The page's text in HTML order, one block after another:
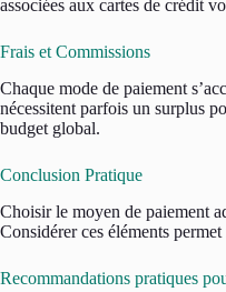
associées aux cartes de crédit
Frais et Commissions
Chaque mode de paiement
nécessitent parfois un surplus
budget global.
Conclusion Pratique
Choisir le moyen de paiement
Considérer ces éléments
Recommandations pratiques